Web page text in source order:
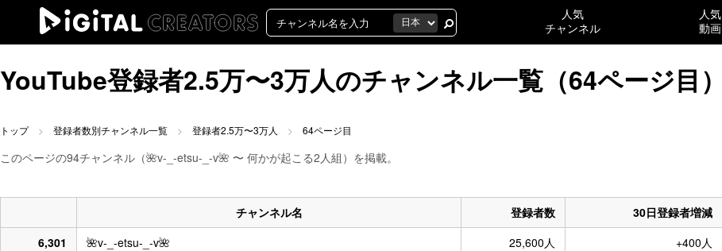
人気
チャンネル
人気
動画
YouTube登録者2.5万〜3万人のチャンネル一覧（64ページ目）
トップ 登録者数別チャンネル一覧 登録者2.5万〜3万人 64ページ目
このページの94チャンネル（🌺v-_-etsu-_-v🌺 〜 何かが起こる2人組）を掲載。
チャンネル名 登録者数 30日登録者増減
6,301
🌺v-_-etsu-_-v🌺 25,600人 +400人